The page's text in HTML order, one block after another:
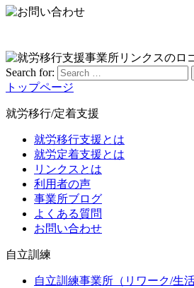
Search for:
トップページ
就労移行/定着支援
就労移行支援とは
就労定着支援とは
リンクスとは
利用者の声
事業所ブログ
よくある質問
お問い合わせ
自立訓練
自立訓練事業所（リワーク/生活